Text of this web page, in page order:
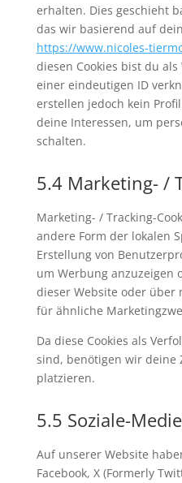
erhalten. Dies geschieht
das wir basierend auf
https://www.nicoles-
diesen Cookies bist du
einer eindeutigen ID
erstellen jedoch kein
deine Interessen, um
schalten.
5.4 Marketing- /
Marketing- / Tracking-
andere Form der lokalen
Erstellung von
um Werbung anzuzeigen
dieser Website oder über
für ähnliche
Da diese Cookies als
sind, benötigen wir deine
platzieren.
5.5 Soziale-
Auf unserer Website
Facebook, X (Formerly